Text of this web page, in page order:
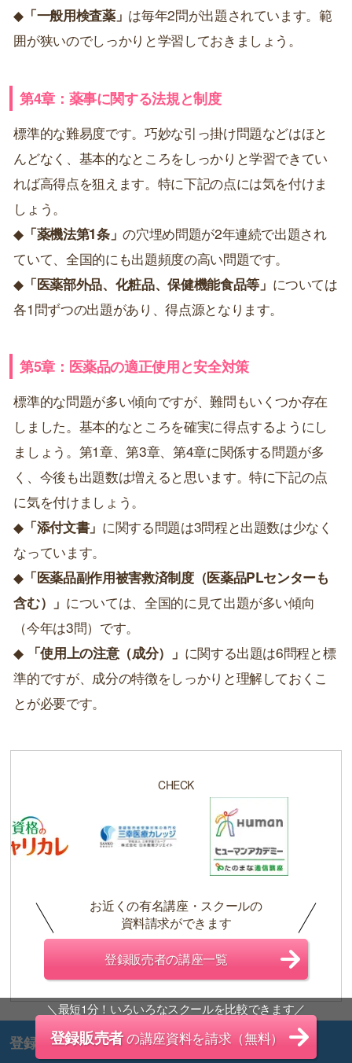
◆ 「一般用検査薬」 は毎年2問が出題されています。範
囲が狭いのでしっかりと学習しておきましょう。
第4章：薬事に関する法規と制度
標準的な難易度です。巧妙な引っ掛け問題などはほと
んどなく、基本的なところをしっかりと学習できてい
れば高得点を狙えます。特に下記の点には気を付けま
しょう。
◆ 「薬機法第1条」の穴埋め問題が2年連続で出題され
ていて、全国的にも出題頻度の高い問題です。
◆ 「医薬部外品、化粧品、保健機能食品等」 については
各1問ずつの出題があり、得点源となります。
第5章：医薬品の適正使用と安全対策
標準的な問題が多い傾向ですが、難問もいくつか存在
しました。基本的なところを確実に得点するようにし
ましょう。第1章、第3章、第4章に関係する問題が多
く、今後も出題数は増えると思います。特に下記の点
に気を付けましょう。
◆ 「添付文書」 に関する問題は3問程と出題数は少なく
なっています。
◆ 「医薬品副作用被害救済制度（医薬品PLセンターも
含む）」 については、全国的に見て出題が多い傾向
（今年は3問）です。
◆ 「使用上の注意（成分）」 に関する出題は6問程と標
準的ですが、成分の特徴をしっかりと理解しておくこ
とが必要です。
CHECK
お近くの有名講座・スクールの
資料請求ができます
登録販売者の講座一覧
登録販売者 目的別関連記事紹介
＼最短1分！いろいろなスクールを比較できます／
登録販売者の講座資料を請求（無料）